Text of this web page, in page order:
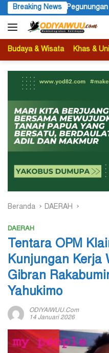
Langsung
ke
konten
Breaking News
Papua dalam Politik
Budaya & Wisata Khas &
Beranda DAERAH
DAERAH
Tentara OPM
Kunjungan Kerja
Gibran
Yahukimo
ODIYAIWUU.com
14 Januari 2026